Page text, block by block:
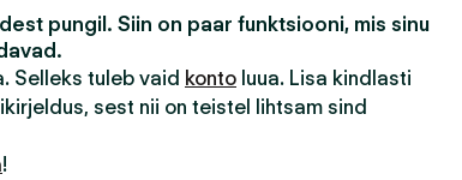
pungil. Siin on paar funktsiooni, mis sinu
Selleks tuleb vaid konto luua. Lisa kindlasti
sest nii on teistel lihtsam sind
!